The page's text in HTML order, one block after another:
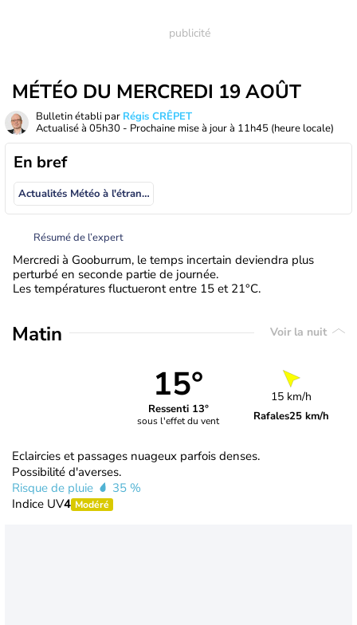
MÉTÉO DU MERCREDI 19 AOÛT
Bulletin établi par Régis CRÊPET
Actualisé à 05h30 - Prochaine mise à jour à 11h45 (heure locale)
En bref
Actualités Météo à l'étranger
Résumé de l’expert
Mercredi à Gooburrum, le temps incertain deviendra plus
perturbé en seconde partie de journée.
Les températures fluctueront entre 15 et 21°C.
Matin Voir la nuit
15°
Ressenti 13°
sous l'effet du vent
15 km/h
Rafales25 km/h
Eclaircies et passages nuageux parfois denses.
Possibilité d'averses.
Risque de pluie
35 %
Indice UV4 Modéré